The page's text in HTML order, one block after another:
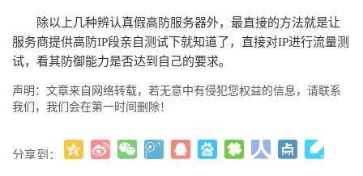
除以上几种辨认真假高防服务器外，最直接的方法就是让
服务商提供高防IP段亲自测试下就知道了，直接对IP进行流量测
试，看其防御能力是否达到自己的要求。
声明：文章来自网络转载，若无意中有侵犯您权益的信息，请联系
我们，我们会在第一时间删除！
分享到：